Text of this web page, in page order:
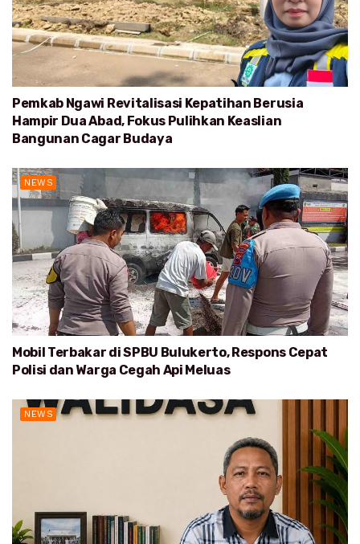
Pemkab Ngawi Revitalisasi Kepatihan Berusia
Hampir Dua Abad, Fokus Pulihkan Keaslian
Bangunan Cagar Budaya
NEWS
Mobil Terbakar di SPBU Bulukerto, Respons Cepat
Polisi dan Warga Cegah Api Meluas
NEWS